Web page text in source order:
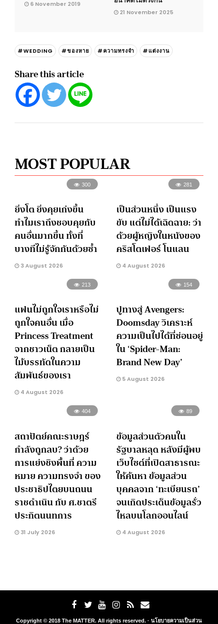
6 November 2019
21 November 2025
#WEDDING #ของหาย #ความทรงจำ #แต่งงาน
Share this article
MOST POPULAR
300
ยิ่งโต ยิ่งคุยเก่งขึ้น
ทำไมเราถึงชอบคุยกับ
คนอื่นมากขึ้น ทั้งที่
บางทีไม่รู้จักกันด้วยซ้ำ
3 August 2026
281
เป็นส่วนหนึ่ง เป็นแรง
ขับ แต่ไม่ได้เฉิดฉาย: ว่า
ด้วยผู้หญิงในหนังของ
คริสโตเฟอร์ โนแลน
4 August 2026
213
แฟนไม่ถูกใจเราหรือไม่
ถูกใจคนอื่น เมื่อ
Princess Treatment
จากชาวเน็ต กลายเป็น
ไม้บรรทัดในความ
สัมพันธ์ของเรา
4 August 2026
154
ปูทางสู่ Avengers:
Doomsday วิเคราะห์
ความเป็นไปได้ที่ซ่อนอยู่
ใน ‘Spider-Man:
Brand New Day’
5 August 2026
404
สถาปัตย์คณะราษฎร์
กำลังถูกลบ? ว่าด้วย
การแย่งชิงพื้นที่ ความ
หมาย ความทรงจำ ของ
ประชาธิปไตยบนถนน
ราชดำเนิน กับ ศ.ชาตรี
ประกิตนนทการ
31 July 2026
89
ข้อมูลส่วนตัวคนใน
รัฐบาลหลุด หลังมีผู้พบ
เว็บไซต์ที่เปิดสาธารณะ
ให้ค้นหา ข้อมูลส่วน
บุคคลจาก ‘ทะเบียนรถ’
จนเกิดประเด็นข้อมูลรั่ว
ไหลบนโลกออนไลน์
4 August 2026
Copyright © 2018 The MATTER. All rights reserved. · นโยบายความเป็นส่วน